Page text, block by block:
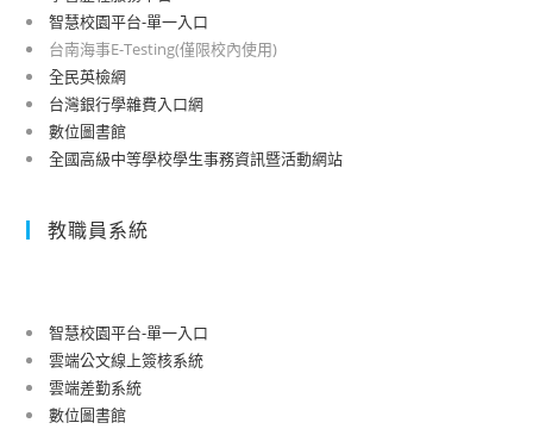
智慧校園平台-單一入口
台南海事E-Testing(僅限校內使用)
全民英檢網
台灣銀行學雜費入口網
數位圖書館
全國高級中等學校學生事務資訊暨活動網站
教職員系統
智慧校園平台-單一入口
雲端公文線上簽核系統
雲端差勤系統
數位圖書館